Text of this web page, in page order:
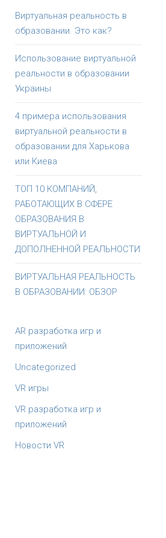
Виртуальная реальность в
образовании. Это как?
Использование виртуальной
реальности в образовании
Украины
4 примера использования
виртуальной реальности в
образовании для Харькова
или Киева
ТОП 10 КОМПАНИЙ,
РАБОТАЮЩИХ В СФЕРЕ
ОБРАЗОВАНИЯ В
ВИРТУАЛЬНОЙ И
ДОПОЛНЕННОЙ РЕАЛЬНОСТИ
ВИРТУАЛЬНАЯ РЕАЛЬНОСТЬ
В ОБРАЗОВАНИИ: ОБЗОР
AR разработка игр и
приложений
Uncategorized
VR игры
VR разработка игр и
приложений
Новости VR